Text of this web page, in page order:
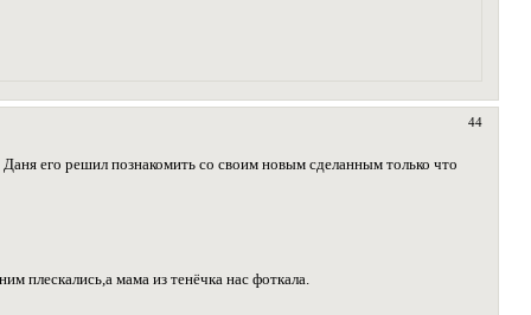
44
его решил познакомить со своим новым сделанным только что
плескались,а мама из тенёчка нас фоткала.